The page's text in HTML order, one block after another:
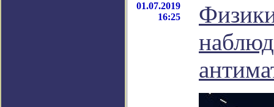
01.07.2019
16:25